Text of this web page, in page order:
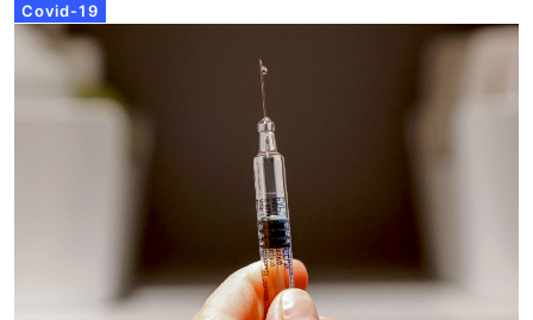
Covid-19